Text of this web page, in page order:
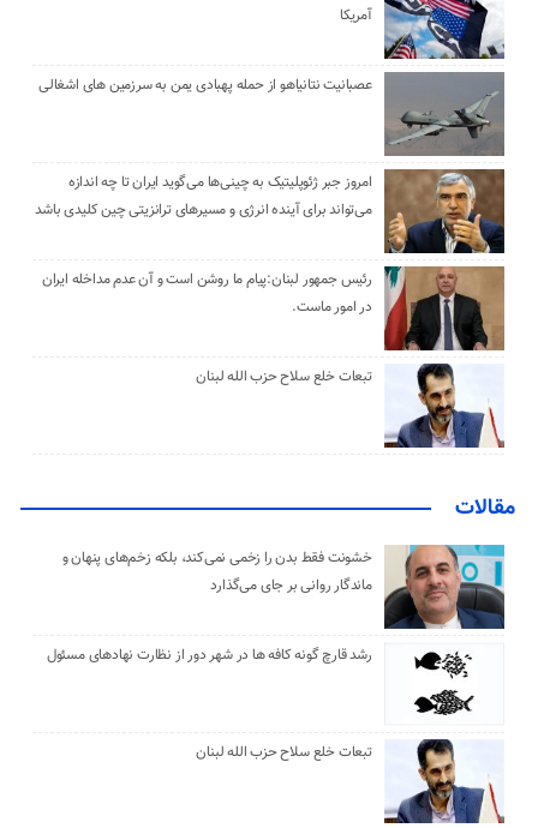
آمریکا
عصبانیت نتانیاهو از حمله پهبادی یمن به سرزمین های اشغالی
امروز جبر ژئوپلیتیک به چینی‌ها می‌گوید ایران تا چه اندازه
می‌تواند برای آینده انرژی و مسیرهای ترانزیتی چین کلیدی باشد
رئیس جمهور لبنان:پیام ما روشن است و آن عدم مداخله ایران
در امور ماست.
تبعات خلع سلاح حزب الله لبنان
مقالات
خشونت فقط بدن را زخمی نمی‌کند، بلکه زخم‌های پنهان و
ماندگار روانی بر جای می‌گذارد
رشد قارچ گونه کافه ها در شهر دور از نظارت نهادهای مسئول
تبعات خلع سلاح حزب الله لبنان